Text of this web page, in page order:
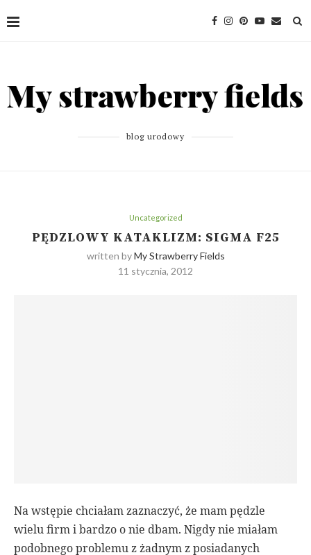
blog urodowy
Uncategorized
PĘDZLOWY KATAKLIZM: SIGMA F25
written byMy Strawberry Fields
11 stycznia, 2012
Na wstępie chciałam zaznaczyć, że mam pędzle
wielu firm i bardzo o nie dbam. Nigdy nie miałam
podobnego problemu z żadnym z posiadanych